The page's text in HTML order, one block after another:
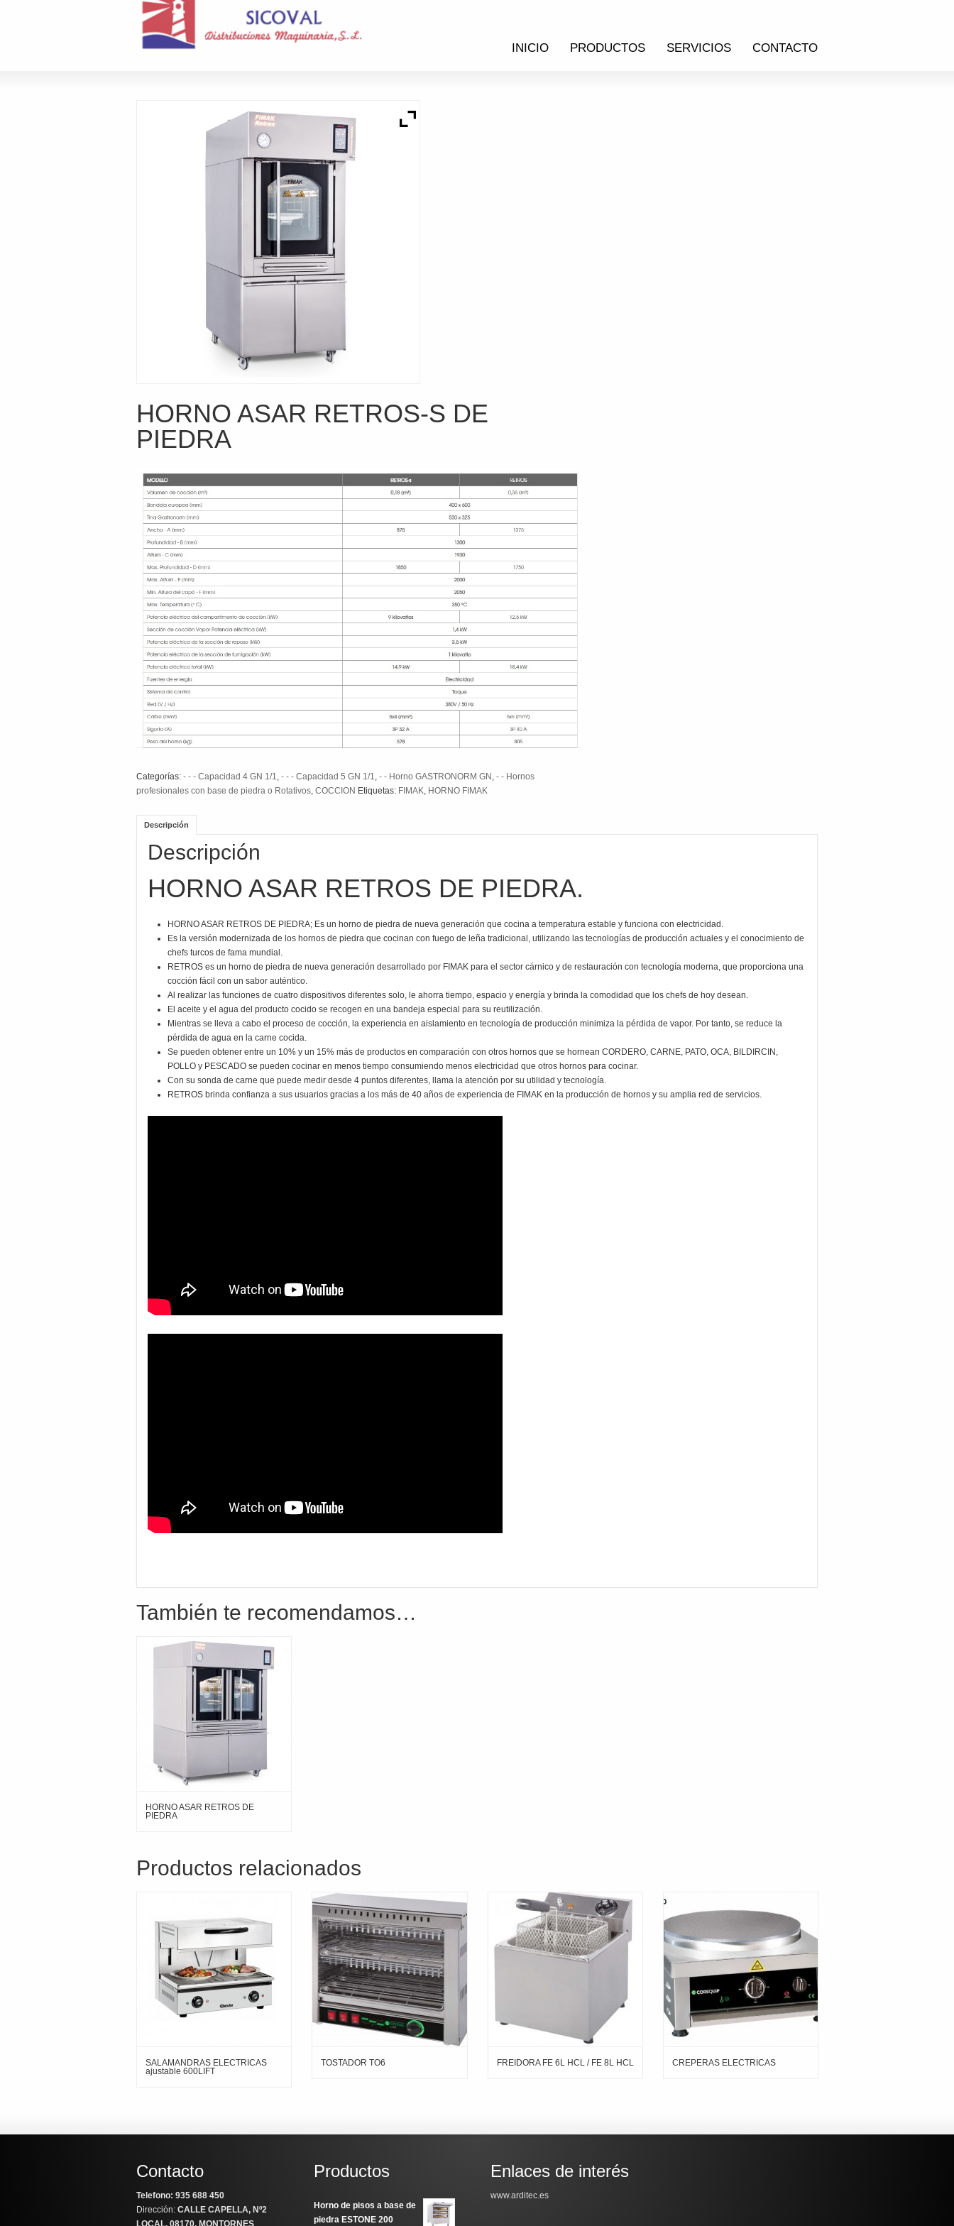
INICIO PRODUCTOS SERVICIOS CONTACTO
HORNO ASAR RETROS-S DE
PIEDRA
Categorías: - - - Capacidad 4 GN 1/1, - - - Capacidad 5 GN 1/1, - - Horno GASTRONORM GN , - - Hornos
profesionales con base de piedra o Rotativos, COCCION Etiquetas: FIMAK, HORNO FIMAK
Descripción
Descripción
HORNO ASAR RETROS DE PIEDRA.
HORNO ASAR RETROS DE PIEDRA; Es un horno de piedra de nueva generación que cocina a temperatura estable y funciona con electricidad.
Es la versión modernizada de los hornos de piedra que cocinan con fuego de leña tradicional, utilizando las tecnologías de producción actuales y el conocimiento de
chefs turcos de fama mundial.
RETROS es un horno de piedra de nueva generación desarrollado por FIMAK para el sector cárnico y de restauración con tecnología moderna, que proporciona una
cocción fácil con un sabor auténtico.
Al realizar las funciones de cuatro dispositivos diferentes solo, le ahorra tiempo, espacio y energía y brinda la comodidad que los chefs de hoy desean.
El aceite y el agua del producto cocido se recogen en una bandeja especial para su reutilización.
Mientras se lleva a cabo el proceso de cocción, la experiencia en aislamiento en tecnología de producción minimiza la pérdida de vapor. Por tanto, se reduce la
pérdida de agua en la carne cocida.
Se pueden obtener entre un 10% y un 15% más de productos en comparación con otros hornos que se hornean CORDERO, CARNE, PATO, OCA, BILDIRCIN,
POLLO y PESCADO se pueden cocinar en menos tiempo consumiendo menos electricidad que otros hornos para cocinar.
Con su sonda de carne que puede medir desde 4 puntos diferentes, llama la atención por su utilidad y tecnología.
RETROS brinda confianza a sus usuarios gracias a los más de 40 años de experiencia de FIMAK en la producción de hornos y su amplia red de servicios.
También te recomendamos…
HORNO ASAR RETROS DE
PIEDRA
Productos relacionados
SALAMANDRAS ELECTRICAS
ajustable 600LIFT
TOSTADOR TO6 FREIDORA FE 6L HCL / FE 8L HCL CREPERAS ELECTRICAS
Contacto
Telefono: 935 688 450
Dirección: CALLE CAPELLA, Nº2
LOCAL. 08170, MONTORNES
Productos
Horno de pisos a base de
piedra ESTONE 200
Enlaces de interés
www.arditec.es